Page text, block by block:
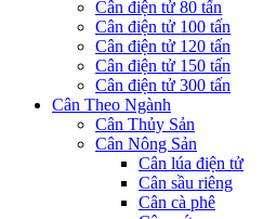
Cân điện tử 80 tấn
Cân điện tử 100 tấn
Cân điện tử 120 tấn
Cân điện tử 150 tấn
Cân điện tử 300 tấn
Cân Theo Ngành
Cân Thủy Sản
Cân Nông Sản
Cân lúa điện tử
Cân sầu riêng
Cân cà phê